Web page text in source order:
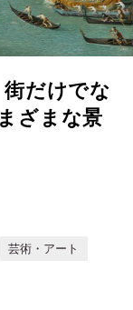
街だけでな
ざまな景
芸術・アート